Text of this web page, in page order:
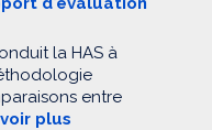
la HAS à
entre
plus